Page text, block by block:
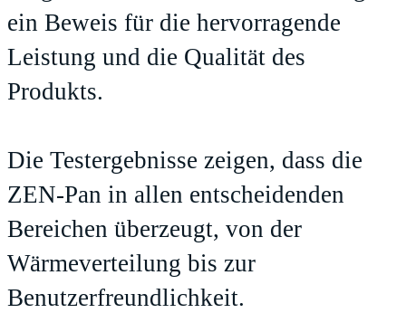
ein Beweis für die hervorragende
Leistung und die Qualität des
Produkts.
Die Testergebnisse zeigen, dass die
ZEN-Pan in allen entscheidenden
Bereichen überzeugt, von der
Wärmeverteilung bis zur
Benutzerfreundlichkeit.